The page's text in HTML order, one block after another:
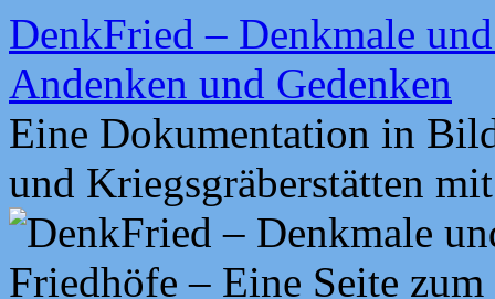
Zum
Inhalt
springen
DenkFried – Denkmale
Andenken und Gedenken
Eine Dokumentation in
und Kriegsgräberstätten